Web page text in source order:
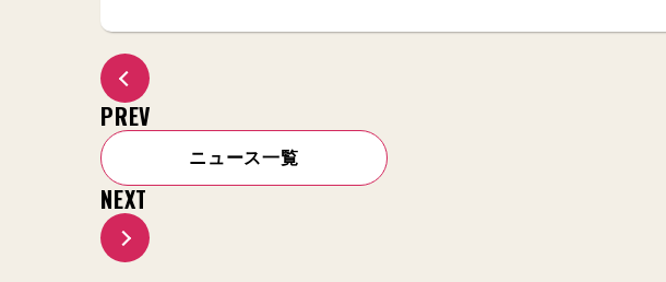
PREV
ニュース一覧
NEXT